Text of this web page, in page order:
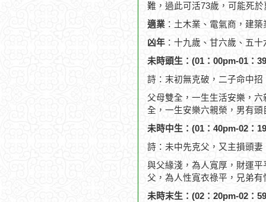
難，過此可活73歲，可能死於
適業 ：土木業、電氣商，建
凶年 ：十九歲、甘六歲、五
未時頭生：(01：00pm-01：
詩：末初無克破，二子命中
父母雙全，一生生活安樂，
全，一生安樂六親榮，男有
未時中生：(01：40pm-02：
詩：未中先克父，又主損頭
與父緣淺，為人寬厚，財運
父，為人性寬衣祿平，兄弟
未時末生：(02：20pm-02：